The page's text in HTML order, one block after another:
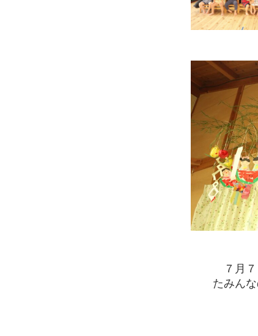
７月７
たみん